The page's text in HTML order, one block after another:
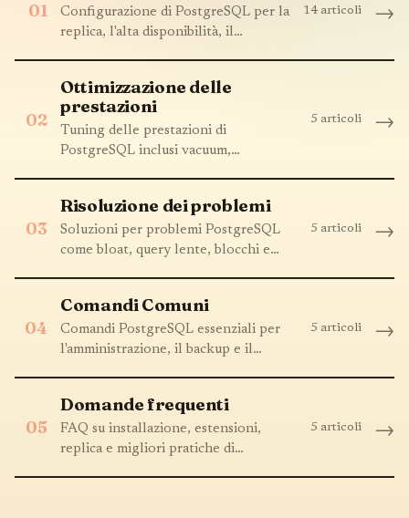
01
Configurazione di PostgreSQL per la
replica, l'alta disponibilità, il
14 articoli →
02
Ottimizzazione delle
prestazioni
Tuning delle prestazioni di
PostgreSQL inclusi vacuum,
5 articoli →
03
Risoluzione dei problemi
Soluzioni per problemi PostgreSQL
come bloat, query lente, blocchi e
5 articoli →
04
Comandi Comuni
Comandi PostgreSQL essenziali per
l'amministrazione, il backup e il
5 articoli →
05
Domande frequenti
FAQ su installazione, estensioni,
replica e migliori pratiche di
5 articoli →